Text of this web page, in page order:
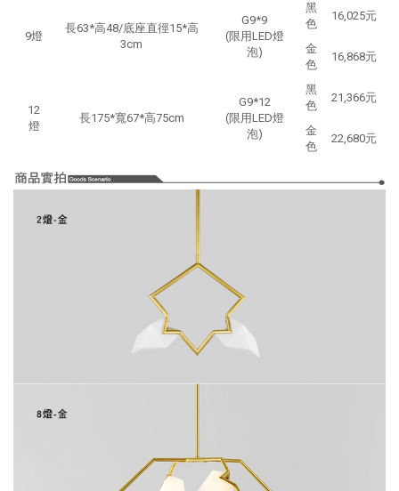
9燈
長63*高48/底座直徑15*高
3cm
G9*9
(限用LED燈
泡)
黑
色
16,025元
金
色
16,868元
12
燈
長175*寬67*高75cm
G9*12
(限用LED燈
泡)
黑
色
21,366元
金
色
22,680元